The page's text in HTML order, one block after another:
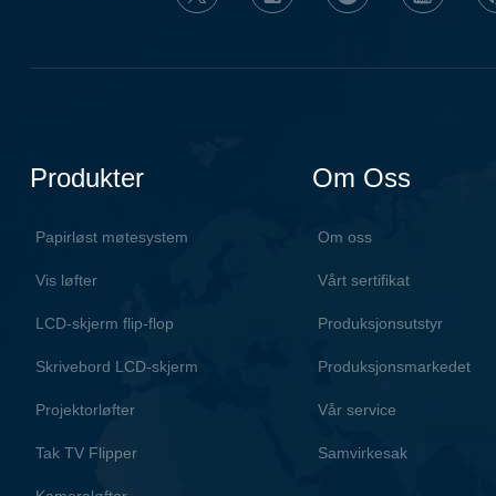
Produkter
Papirløst møtesystem
Vis løfter
LCD-skjerm flip-flop
Skrivebord LCD-skjerm
Projektorløfter
Tak TV Flipper
Om Oss
Om oss
Vårt sertifikat
Produksjonsutstyr
Produksjonsmarkedet
Vår service
Samvirkesak